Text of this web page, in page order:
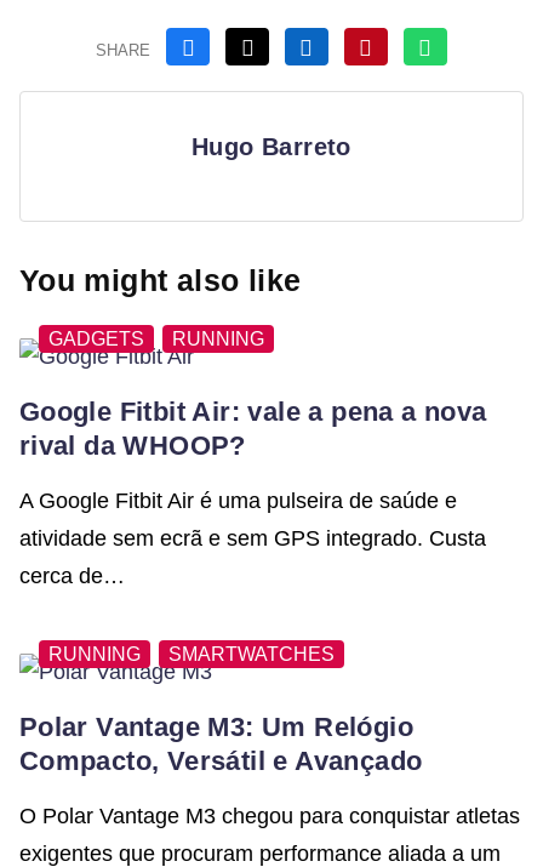
SHARE
Hugo Barreto
You might also like
GADGETS RUNNING
Google Fitbit Air: vale a pena a nova
rival da WHOOP?
A Google Fitbit Air é uma pulseira de saúde e
atividade sem ecrã e sem GPS integrado. Custa
cerca de…
RUNNING SMARTWATCHES
Polar Vantage M3: Um Relógio
Compacto, Versátil e Avançado
O Polar Vantage M3 chegou para conquistar atletas
exigentes que procuram performance aliada a um